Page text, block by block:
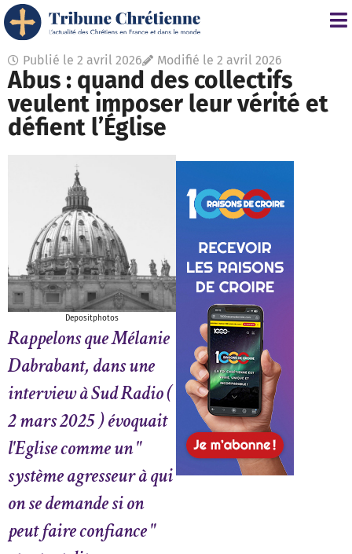
Publié le 2 avril 2026 Modifié le 2 avril 2026
Abus : quand des collectifs
veulent imposer leur vérité et
défient l’Église
Depositphotos
Rappelons que Mélanie
Dabrabant, dans une
interview à Sud Radio (
2 mars 2025 ) évoquait
l'Eglise comme un "
système agresseur à qui
on se demande si on
peut faire confiance "